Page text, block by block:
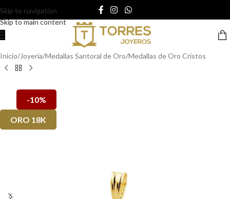
Skip to navigation
Skip to main content
Inicio/Joyería/Medallas Santoral de Oro/Medallas de Oro Cristos
-10%
ORO 18K